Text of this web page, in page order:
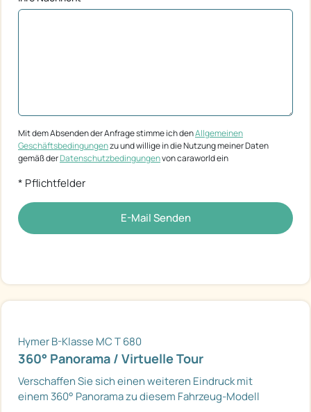
Mit dem Absenden der Anfrage stimme ich denAllgemeinen
Geschäftsbedingungenzu und willige in die Nutzung meiner Daten
gemäß derDatenschutzbedingungenvon caraworld ein
* Pflichtfelder
E-Mail Senden
Hymer B-Klasse MC T 680
360° Panorama / Virtuelle Tour
Verschaffen Sie sich einen weiteren Eindruck mit
einem 360° Panorama zu diesem Fahrzeug-Modell